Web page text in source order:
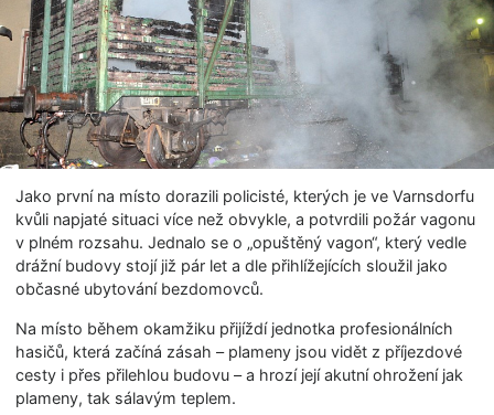
Jako první na místo dorazili policisté, kterých je ve Varnsdorfu
kvůli napjaté situaci více než obvykle, a potvrdili požár vagonu
v plném rozsahu. Jednalo se o „opuštěný vagon“, který vedle
drážní budovy stojí již pár let a dle přihlížejících sloužil jako
občasné ubytování bezdomovců.
Na místo během okamžiku přijíždí jednotka profesionálních
hasičů, která začíná zásah – plameny jsou vidět z příjezdové
cesty i přes přilehlou budovu – a hrozí její akutní ohrožení jak
plameny, tak sálavým teplem.